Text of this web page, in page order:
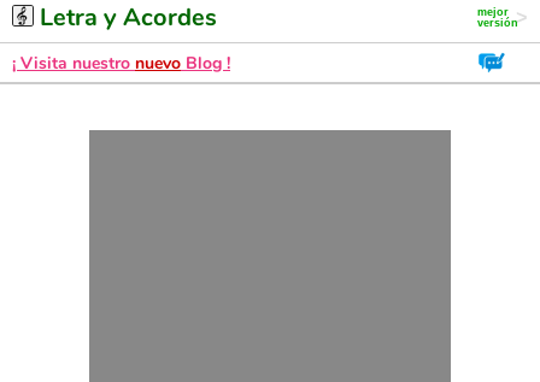
Letra y Acordes
¡ Visita nuestro nuevo Blog !